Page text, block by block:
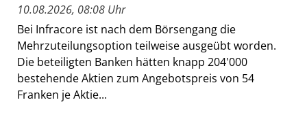
10.08.2026, 08:08 Uhr
Bei Infracore ist nach dem Börsengang die
Mehrzuteilungsoption teilweise ausgeübt worden.
Die beteiligten Banken hätten knapp 204'000
bestehende Aktien zum Angebotspreis von 54
Franken je Aktie...